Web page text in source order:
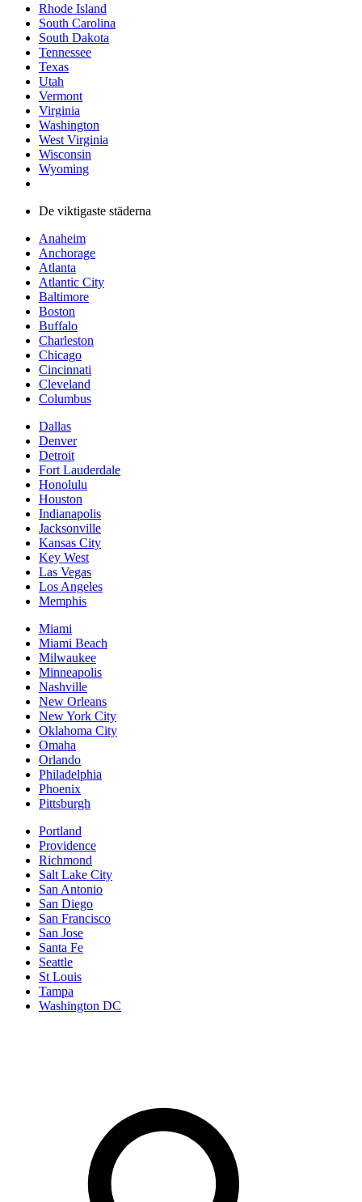
Rhode Island
South Carolina
South Dakota
Tennessee
Texas
Utah
Vermont
Virginia
Washington
West Virginia
Wisconsin
Wyoming
De viktigaste städerna
Anaheim
Anchorage
Atlanta
Atlantic City
Baltimore
Boston
Buffalo
Charleston
Chicago
Cincinnati
Cleveland
Columbus
Dallas
Denver
Detroit
Fort Lauderdale
Honolulu
Houston
Indianapolis
Jacksonville
Kansas City
Key West
Las Vegas
Los Angeles
Memphis
Miami
Miami Beach
Milwaukee
Minneapolis
Nashville
New Orleans
New York City
Oklahoma City
Omaha
Orlando
Philadelphia
Phoenix
Pittsburgh
Portland
Providence
Richmond
Salt Lake City
San Antonio
San Diego
San Francisco
San Jose
Santa Fe
Seattle
St Louis
Tampa
Washington DC